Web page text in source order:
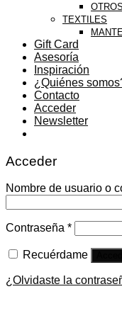
OTROS
TEXTILES
Gift Card
Asesoría
Inspiración
¿Quiénes
Contacto
Acceder
Newsletter
Acceder
Nombre de usuario o
Contraseña *
Recuérdame
¿Olvidaste la